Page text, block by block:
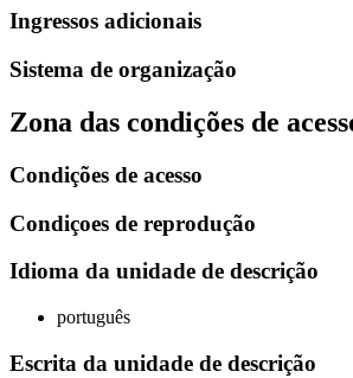
Ingressos adicionais
Sistema de organização
Zona das condições de
Condições de acesso
Condiçoes de reprodução
Idioma da unidade de descrição
português
Escrita da unidade de descrição